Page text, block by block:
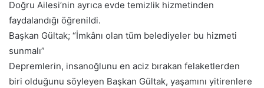
Doğru Ailesi’nin ayrıca evde temizlik hizmetinden
faydalandığı öğrenildi.
Başkan Gültak; “İmkânı olan tüm belediyeler bu hizmeti
sunmalı”
Depremlerin, insanoğlunu en aciz bırakan felaketlerden
biri olduğunu söyleyen Başkan Gültak, yaşamını yitirenlere